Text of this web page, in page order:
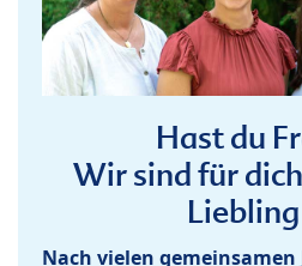
Hast du
Wir sind für
Nach vielen